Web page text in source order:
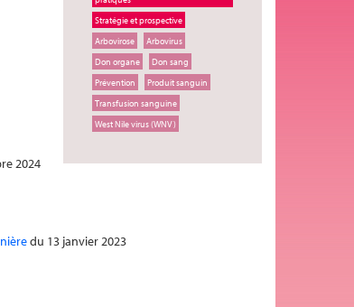
Stratégie et prospective
Arbovirose
Arbovirus
Don organe
Don sang
Prévention
Produit sanguin
Transfusion sanguine
West Nile virus (WNV)
2024
du 13 janvier 2023